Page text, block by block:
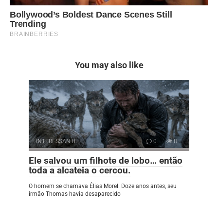
You may also like
INTERESSANTE 0 8
Ele salvou um filhote de lobo… então
toda a alcateia o cercou.
O homem se chamava Élias Morel. Doze anos antes, seu
irmão Thomas havia desaparecido